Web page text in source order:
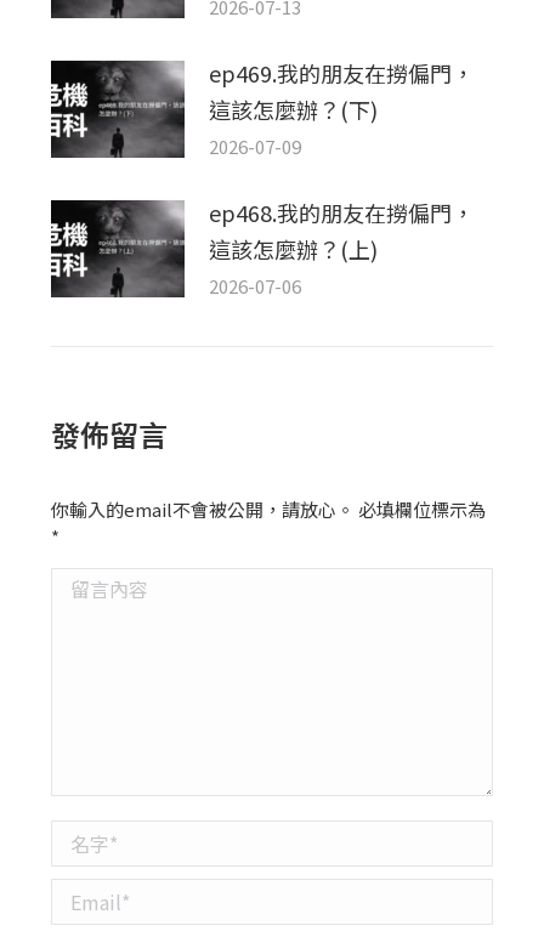
2026-07-13
ep469.我的朋友在撈偏門，
這該怎麼辦？(下)
2026-07-09
ep468.我的朋友在撈偏門，
這該怎麼辦？(上)
2026-07-06
發佈留言
你輸入的email不會被公開，請放心。 必填欄位標示為
*
留言內容
名字 *
Email *